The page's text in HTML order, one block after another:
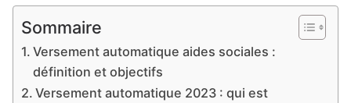
Sommaire
Versement automatique aides sociales :
définition et objectifs
Versement automatique 2023 : qui est